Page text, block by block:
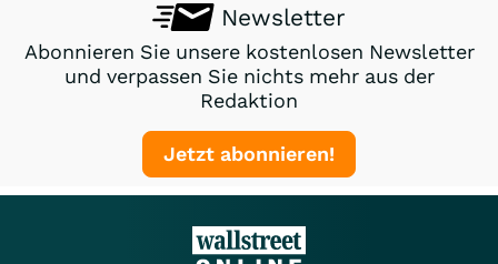
Newsletter
Abonnieren Sie unsere kostenlosen Newsletter
und verpassen Sie nichts mehr aus der
Redaktion
Jetzt abonnieren!